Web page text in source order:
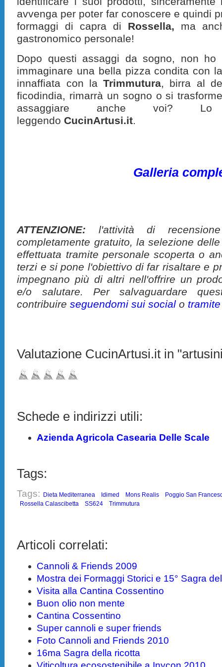
avvenga per poter far conoscere e quindi
formaggi di capra di Rossella, ma
gastronomico personale!
Dopo questi assaggi da sogno, non
immaginare una bella pizza condita con
innaffiata con laTrimmutura, birra al
ficodindia, rimarrà un sogno o si
assaggiare anche voi? Lo
leggendo CucinArtusi.it.
Galleria
ATTENZIONE: l'attività di
completamente gratuito, la selezione
effettuata tramite personale scoperta o
terzi e si pone l'obiettivo di far risaltare e
impegnano più di altri nell'offrire un
e/o salutare. Per salvaguardare
contribuireseguendomi sui social o
Valutazione CucinArtusi.it in
Schede e indirizzi utili:
Azienda Agricola Casearia Delle Scale
Tags:
Tags: Dieta Mediterranea Idimed Mons Realis
Poggio San
Rossella Calascibetta
SS624 Trimmutura
Articoli correlati:
Cannoli & Friends 2009
Mostra dei Formaggi Storici e 15° Sagra
Visita alla Cantina Cossentino
Buon olio non mente
Cantina Cossentino
Super cannoli e super friends
Foto Cannoli and Friends 2010
16ma Sagra della ricotta